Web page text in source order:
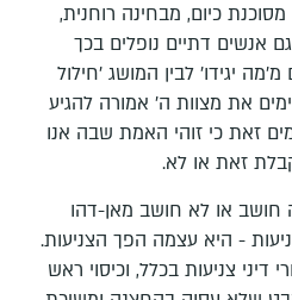
כיום, מבחינה רוחנית,
אנשים דתיים נופלים בכך
יגידו' לבין המושג 'חילול
את מצוות ה' אמורה להגיע
זאת כי זוהי האמת שבה אנו
זאת או לא.
או לא חושב מאן-דהו
- היא עצמה הפך הצניעות.
דיני צניעות בכלל, וכיסוי ראש